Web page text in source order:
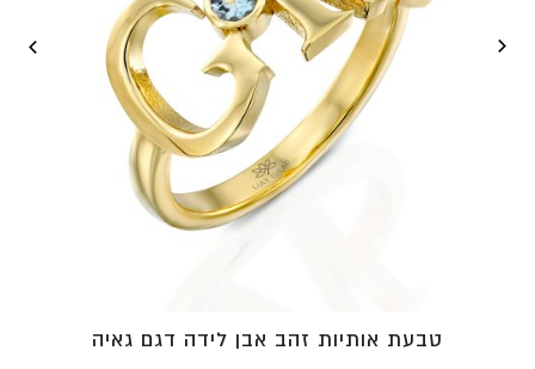
טבעת אותיות זהב אבן לידה דגם גאיה